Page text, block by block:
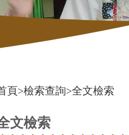
頁>檢索查詢>全文檢索
文檢索